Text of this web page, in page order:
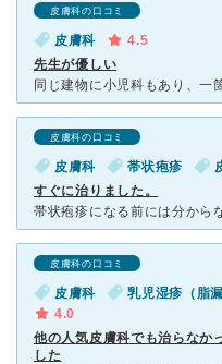
皮膚科の口コミ
皮膚科
4.5
先生が優しい
皮膚科の口コミ
皮膚科 帯状疱疹
すぐに治りました。
皮膚科の口コミ
皮膚科 乳児湿疹（脂
4.0
他の人気皮膚科でも治らなか
した